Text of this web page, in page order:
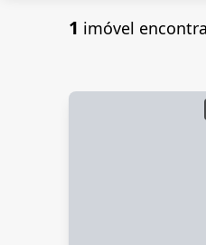
1 imóvel